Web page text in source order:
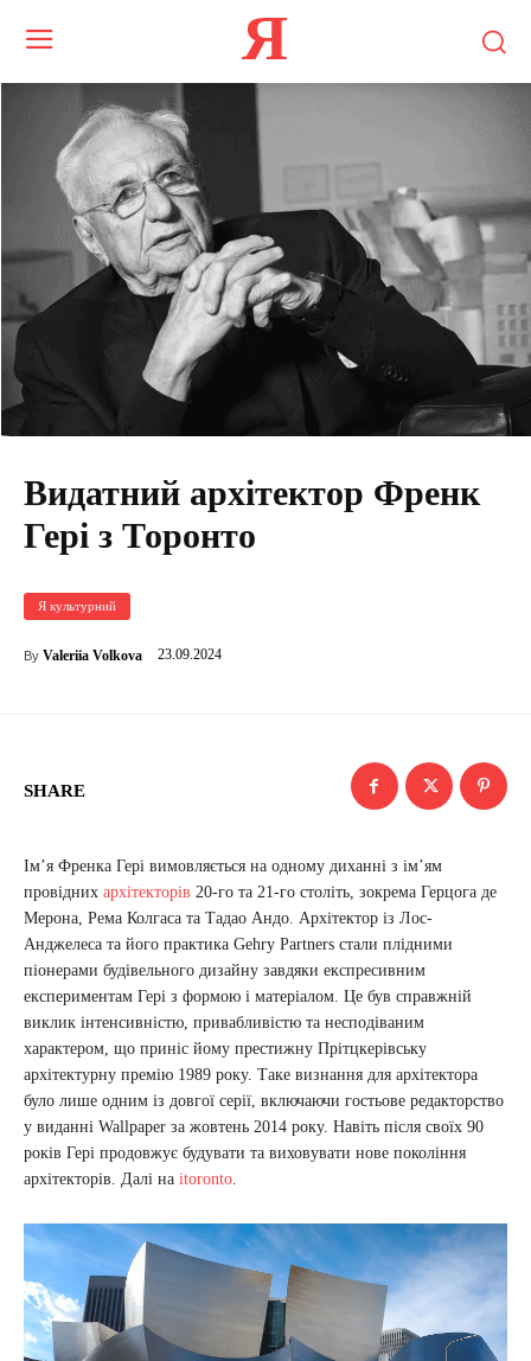
Я
Видатний архітектор Френк
Гері з Торонто
Я культурний
By Valeriia Volkova 23.09.2024
SHARE
Ім’я Френка Гері вимовляється на одному диханні з ім’ям
провідних архітекторів 20-го та 21-го століть, зокрема Герцога де
Мерона, Рема Колгаса та Тадао Андо. Архітектор із Лос-
Анджелеса та його практика Gehry Partners стали плідними
піонерами будівельного дизайну завдяки експресивним
експериментам Гері з формою і матеріалом. Це був справжній
виклик інтенсивністю, привабливістю та несподіваним
характером, що приніс йому престижну Прітцкерівську
архітектурну премію 1989 року. Таке визнання для архітектора
було лише одним із довгої серії, включаючи гостьове редакторство
у виданні Wallpaper за жовтень 2014 року. Навіть після своїх 90
років Гері продовжує будувати та виховувати нове покоління
архітекторів. Далі на itoronto.